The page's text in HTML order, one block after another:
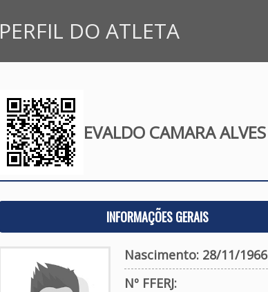
PERFIL DO ATLETA
EVALDO CAMARA ALVES
INFORMAÇÕES GERAIS
Nascimento: 28/11/1966
Nº FFERJ: